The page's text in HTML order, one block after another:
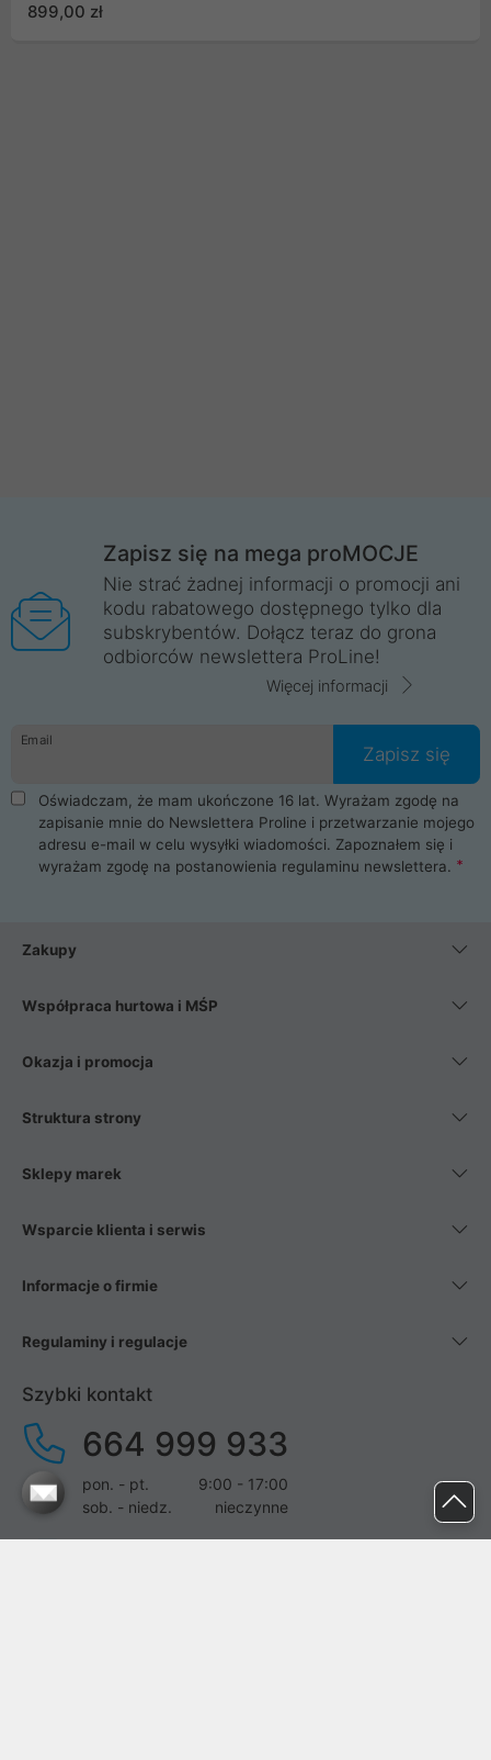
899,00 zł
Zapisz się na mega proMOCJE
Nie strać żadnej informacji o promocji ani
kodu rabatowego dostępnego tylko dla
subskrybentów. Dołącz teraz do grona
odbiorców newslettera ProLine!
Więcej informacji
Email
Zapisz się
Oświadczam, że mam ukończone 16 lat. Wyrażam zgodę na
zapisanie mnie do Newslettera Proline i przetwarzanie mojego
adresu e-mail w celu wysyłki wiadomości. Zapoznałem się i
wyrażam zgodę na postanowienia regulaminu newslettera.
Zakupy
Współpraca hurtowa i MŚP
Okazja i promocja
Struktura strony
Sklepy marek
Wsparcie klienta i serwis
Informacje o firmie
Regulaminy i regulacje
Szybki kontakt
664 999 933
pon. - pt.
9:00 - 17:00
sob. - niedz.
nieczynne